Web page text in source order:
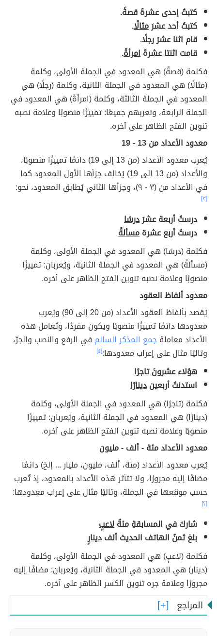
كتبتُ إحدى عشرةَ قصةً.
كتبتُ أحد عشرَمثالًا.
قام اثنا عشرَرجلًا.
قامت اثنتا عشرةَامرأةً.
فكلمة (قصةً) هي المعدود في الجملة الأولى، وكلمة
(مثالًا) هي المعدود في الجملة الثانية، وكلمة (رجلًا) هي
المعدود في الجملة الثالثة، وكلمة (امرأةً) هي المعدود في
الجملة الرابعة، ونعربهم جميعًا: تمييزًا منصوبًا وعلامة نصبه
تنوين الفتح الظاهر على آخره.
معدود الأعداد من 13 - 19
يُعرب معدود الأعداد (من 13 إلى 19) دائمًا تمييزًا منصوبًا،
والأعداد (من 13 إلى 19) يُخالف جزأها الأول المعدود كما
في الأعداد من (٣ - ٩)، وجزأها الثاني يُطابق المعدود، نحو:
[٣]
درستُ أربعة عشرَدرسًا
درستُ أربع عشرةمسألةً
فكلمة (درسًا) هي المعدود في الجملة الأولى، وكلمة
(مسألةً) هي المعدود في الجملة الثانية، ويُعربان: تمييزًا
منصوبًا وعلامة نصبه تنوين الفتح الظاهر على آخره.
معدود ألفاظ العقود
يُقصد بألفاظ العقود الأعداد (من 20 إلى 90) ويُعرب
معدودها دائمًا تمييزًا منصوبًا ويكون مفردًا، وتُعامل هذه
الأعداد معاملةجمع المذكر السالم في الرفع والنصب والجرّ،
وتاليًا مثال على إعراب معدودها:[٤]
هؤلاء عشرونَتاجرًا
استدنتُ أربعيندينارًا
فكلمة (تاجرًا) هي المعدود في الجملة الأولى، وكلمة
(دينارًا) هي المعدود في الجملة الثانية، ويُعربان: تمييزًا
منصوبًا وعلامة نصبه تنوين الفتح الظاهر على آخره.
معدود الأعداد مئة - ألف - مليون
يُعرب معدود الأعداد (مئة، ألف، مليون، مليار ... إلخ) دائمًا
مضافًا إليه مجرورًا، ولا تتأثر هذه الأعداد بالمعدود، إذ تُعرب
حسب موقعها في الجملة، وتاليًا مثال على إعراب معدودها:
[٢]
شاركَ في المسابقةِ مئةُلاعبٍ
بلغ ثمنُ الهاتف الحديث ألفدينارٍ
فكلمة (لاعبٍ) هي المعدود في الجملة الأولى، وكلمة
(دينار) هي المعدود في الجملة الثانية، ويُعربان: مضافًا إليه
مجرورًا وعلامة جره تنوين الكسر الظاهر على آخره.
المراجع